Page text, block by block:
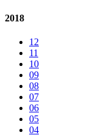
2018
12
11
10
09
08
07
06
05
04